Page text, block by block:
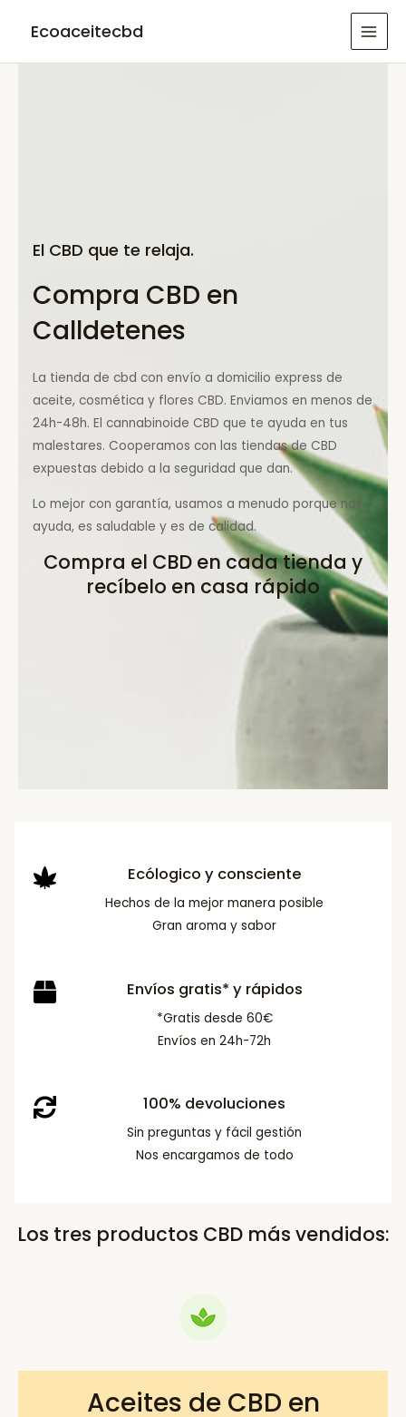
Ecoaceitecbd
El CBD que te relaja.
Compra CBD en
Calldetenes
La tienda de cbd con envío a domicilio express de
aceite, cosmética y flores CBD. Enviamos en menos de
24h-48h. El cannabinoide CBD que te ayuda en tus
malestares. Cooperamos con las tiendas de CBD
expuestas debido a la seguridad que dan.
Lo mejor con garantía, usamos a menudo porque nos
ayuda, es saludable y es de calidad.
Compra el CBD en cada tienda y
recíbelo en casa rápido
Ecólogico y consciente
Hechos de la mejor manera posible
Gran aroma y sabor
Envíos gratis* y rápidos
*Gratis desde 60€
Envíos en 24h-72h
100% devoluciones
Sin preguntas y fácil gestión
Nos encargamos de todo
Los tres productos CBD más vendidos:
Aceites de CBD en